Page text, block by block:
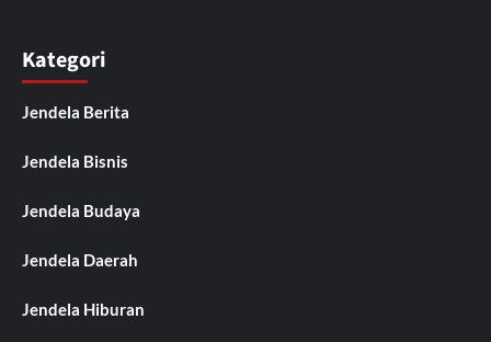
Kategori
Jendela Berita
Jendela Bisnis
Jendela Budaya
Jendela Daerah
Jendela Hiburan